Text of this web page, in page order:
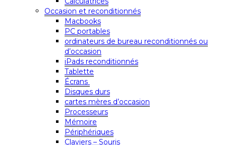
Occasion et reconditionnés
Macbooks
PC portables
ordinateurs de bureau reconditionnés ou
d’occasion
iPads reconditionnés
Tablette
Écrans
Disques durs
cartes mères d’occasion
Processeurs
Mémoire
Périphériques
Claviers – Souris